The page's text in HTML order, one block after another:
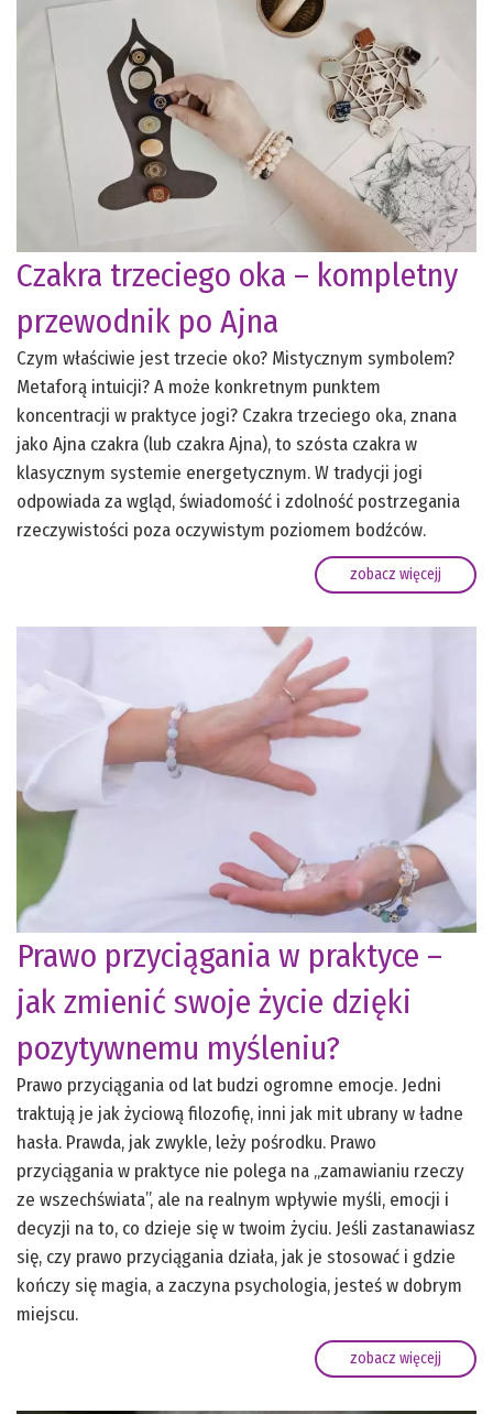
Czakra trzeciego oka – kompletny
przewodnik po Ajna
Czym właściwie jest trzecie oko? Mistycznym symbolem?
Metaforą intuicji? A może konkretnym punktem
koncentracji w praktyce jogi? Czakra trzeciego oka, znana
jako Ajna czakra (lub czakra Ajna), to szósta czakra w
klasycznym systemie energetycznym. W tradycji jogi
odpowiada za wgląd, świadomość i zdolność postrzegania
rzeczywistości poza oczywistym poziomem bodźców.
zobacz więcejj
Prawo przyciągania w praktyce –
jak zmienić swoje życie dzięki
pozytywnemu myśleniu?
Prawo przyciągania od lat budzi ogromne emocje. Jedni
traktują je jak życiową filozofię, inni jak mit ubrany w ładne
hasła. Prawda, jak zwykle, leży pośrodku. Prawo
przyciągania w praktyce nie polega na „zamawianiu rzeczy
ze wszechświata”, ale na realnym wpływie myśli, emocji i
decyzji na to, co dzieje się w twoim życiu. Jeśli zastanawiasz
się, czy prawo przyciągania działa, jak je stosować i gdzie
kończy się magia, a zaczyna psychologia, jesteś w dobrym
miejscu.
zobacz więcejj